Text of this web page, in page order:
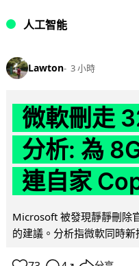
人工智能
Lawton 3 小時
微軟刪走
分析: 為
連自家
Microsoft 被發現靜靜刪除
的建議。分析指微軟同時